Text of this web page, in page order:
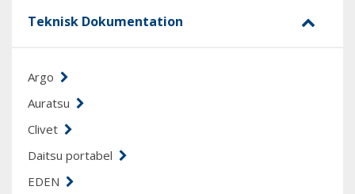
Teknisk Dokumentation
Argo
Auratsu
Clivet
Daitsu portabel
EDEN